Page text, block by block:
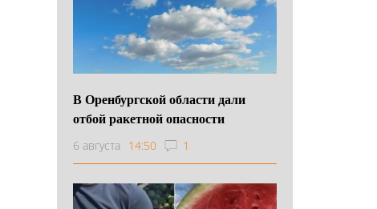
В Оренбургской области дали
отбой ракетной опасности
6 августа 14:50 1